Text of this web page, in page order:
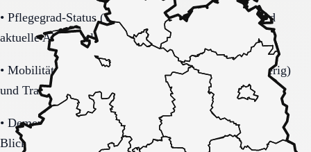
• Pflegegrad-Status (vorhanden, beantragt, unklar) und
aktuelle Alltagsbelastung.
• Mobilität (selbstständig, Rollator, Rollstuhl, bettlägerig)
und Transferbedarf.
• Demenzbezogene Anforderungen (ja, nein, unklar) mit
Blick auf Sicherheitsaspekte.